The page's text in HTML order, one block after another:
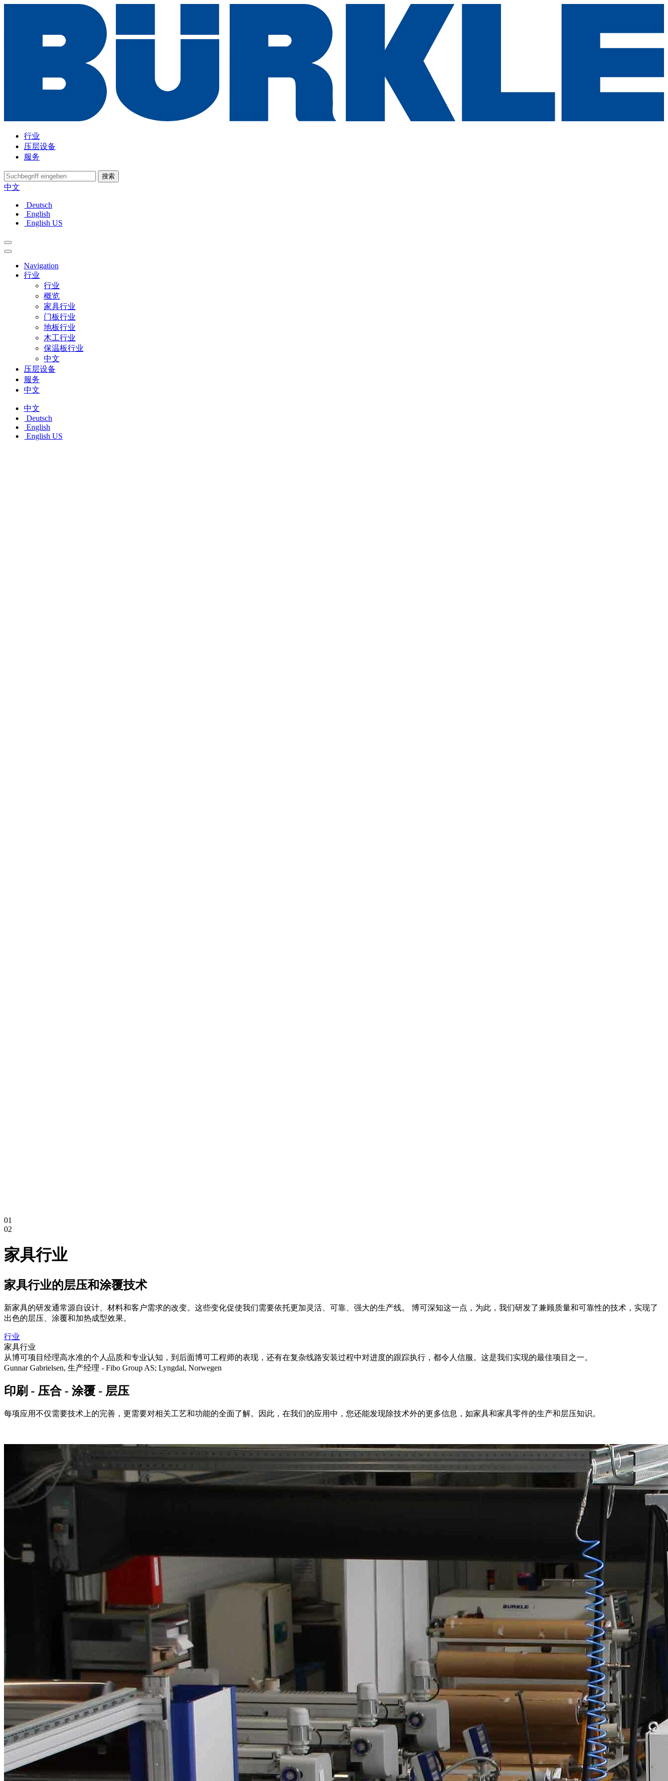
行业
压层设备
服务
搜索
中文
Deutsch
English
English US
Navigation
行业
行业
概览
家具行业
门板行业
地板行业
木工行业
保温板行业
中文
压层设备
服务
中文
中文
Deutsch
English
English US
01
02
家具行业
家具行业的层压和涂覆技术
新家具的研发通常源自设计、材料和客户需求的改变。这些变化促使我们需要依托更加灵活、可靠、强大的生产线。 博可深知这一点，为此，我们研发了兼顾质量和可靠性的技术，实现了
出色的层压、涂覆和加热成型效果。
行业
家具行业
从博可项目经理高水准的个人品质和专业认知，到后面博可工程师的表现，还有在复杂线路安装过程中对进度的跟踪执行，都令人信服。这是我们实现的最佳项目之一。
Gunnar Gabrielsen, 生产经理 - Fibo Group AS; Lyngdal, Norwegen
印刷 - 压合 - 涂覆 - 层压
每项应用不仅需要技术上的完善，更需要对相关工艺和功能的全面了解。因此，在我们的应用中，您还能发现除技术外的更多信息，如家具和家具零件的生产和层压知识。